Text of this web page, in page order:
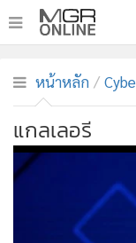
ทันเหตุการณ์
• ภาคใต้
• ภูมิภาค
• Online Section
ผู้จัดการรายวัน
หน้าหลัก
แกลเลอรี